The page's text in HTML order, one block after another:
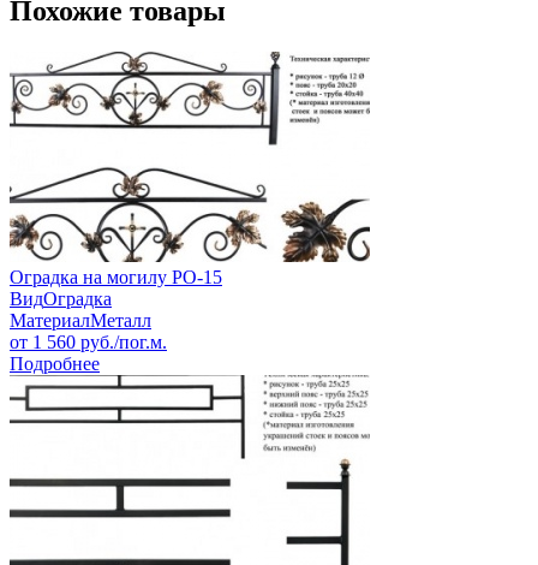
Похожие товары
Оградка на могилу РО-15
ВидОградка
МатериалМеталл
от 1 560 руб./пог.м.
Подробнее